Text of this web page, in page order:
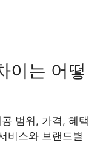
이는 어떻
범위, 가격, 혜택
비스와 브랜드별